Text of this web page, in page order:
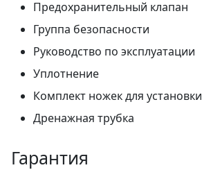
Предохранительный клапан
Группа безопасности
Руководство по эксплуатации
Уплотнение
Комплект ножек для установки
Дренажная трубка
Гарантия